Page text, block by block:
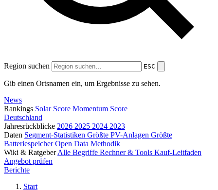
Region suchen ESC
Gib einen Ortsnamen ein, um Ergebnisse zu sehen.
News
Rankings Solar Score Momentum Score
Deutschland
Jahresrückblicke 2026 2025 2024 2023
Daten Segment-Statistiken Größte PV-Anlagen Größte
BatteriespeicherOpen Data Methodik
Wiki & Ratgeber Alle Begriffe Rechner & Tools Kauf-Leitfaden
Angebot prüfen
Berichte
Start